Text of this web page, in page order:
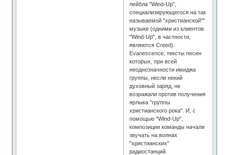
лейбла "Wind-Up",
специализирующегося на так
называемой "христианской""
музыке (одними из клиентов
"Wind-Up", в частности,
являются Creed).
Evanescence, тексты песен
которых, при всей
неоднозначности имиджа
группы, несли некий
духовный заряд, не
возражали против получения
ярлыка "группы
христианского рока". И, с
помощью "Wind-Up",
композиции команды начали
звучать на волнах
"христианских"
радиостанций.